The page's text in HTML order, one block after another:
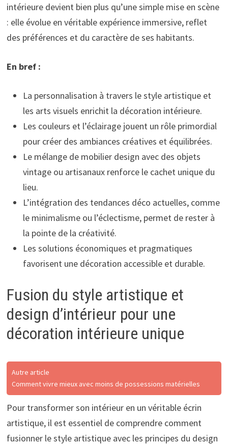
intérieure devient bien plus qu’une simple mise en scène
: elle évolue en véritable expérience immersive, reflet
des préférences et du caractère de ses habitants.
En bref :
La personnalisation à travers le style artistique et
les arts visuels enrichit la décoration intérieure.
Les couleurs et l’éclairage jouent un rôle primordial
pour créer des ambiances créatives et équilibrées.
Le mélange de mobilier design avec des objets
vintage ou artisanaux renforce le cachet unique du
lieu.
L’intégration des tendances déco actuelles, comme
le minimalisme ou l’éclectisme, permet de rester à
la pointe de la créativité.
Les solutions économiques et pragmatiques
favorisent une décoration accessible et durable.
Fusion du style artistique et
design d’intérieur pour une
décoration intérieure unique
Autre article
Comment vivre mieux avec moins de possessions matérielles
Pour transformer son intérieur en un véritable écrin
artistique, il est essentiel de comprendre comment
fusionner le style artistique avec les principes du design